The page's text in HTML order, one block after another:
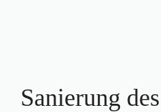
Sanierung des